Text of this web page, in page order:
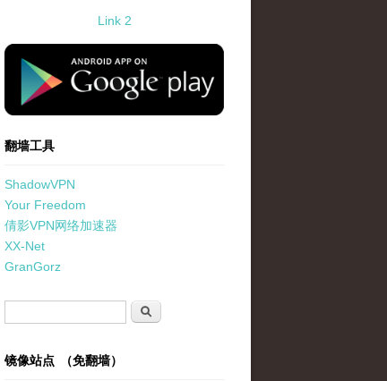
Link 2
standard-icon-googleplay-app-store.png
翻墙工具
ShadowVPN
Your Freedom
倩影VPN网络加速器
XX-Net
GranGorz
搜索
镜像站点 （免翻墙）